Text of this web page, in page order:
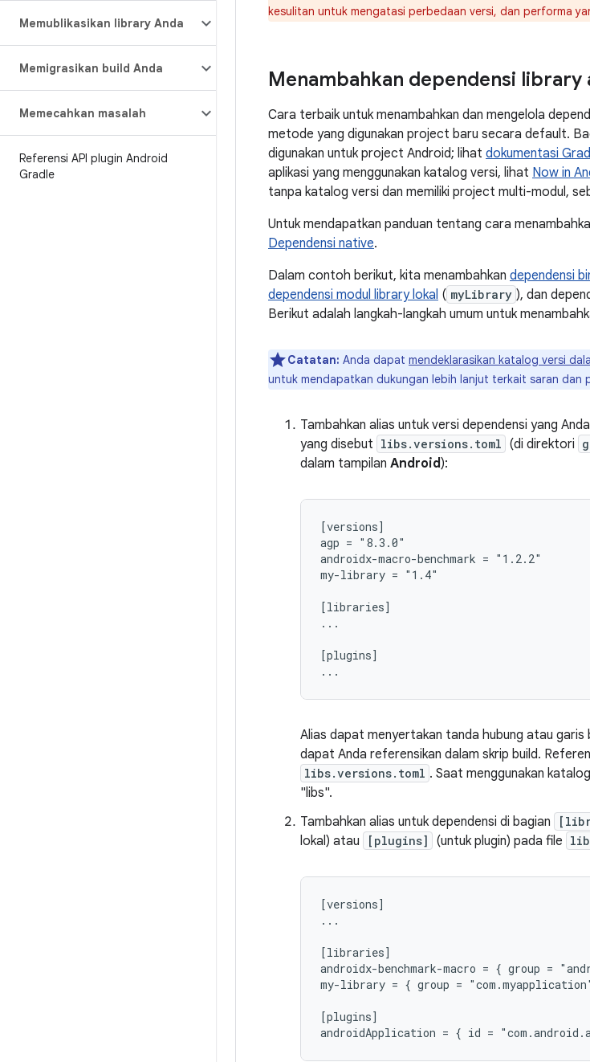
Memublikasikan library Anda
Memigrasikan build Anda
Memecahkan masalah
Referensi API plugin Android
Gradle
kesulitan untuk mengatasi perbedaan versi, dan performa
Menambahkan dependensi library
Cara terbaik untuk menambahkan dan mengelola
metode yang digunakan project baru secara default.
digunakan untuk project Android; lihat dokumentasi
aplikasi yang menggunakan katalog versi, lihat Now in
tanpa katalog versi dan memiliki project multi-modul,
Untuk mendapatkan panduan tentang cara
Dependensi native.
Dalam contoh berikut, kita menambahkan dependensi
dependensi modul library lokal ( myLibrary ), dan
Berikut adalah langkah-langkah umum untuk
Catatan: Anda dapat mendeklarasikan katalog versi
untuk mendapatkan dukungan lebih lanjut terkait saran
Tambahkan alias untuk versi dependensi yang
yang disebut libs.versions.toml (di direktori
dalam tampilan Android):
[versions]
agp = "8.3.0"
androidx-macro-benchmark = "1.2.2"
my-library = "1.4"
[libraries]
...
[plugins]
Alias dapat menyertakan tanda hubung atau garis
dapat Anda referensikan dalam skrip build.
libs.versions.toml . Saat menggunakan
"libs".
Tambahkan alias untuk dependensi di bagian
lokal) atau
[plugins] (untuk plugin) pada file
[versions]
...
[libraries]
androidx-benchmark-macro = { group =
my-library = { group =
[plugins]